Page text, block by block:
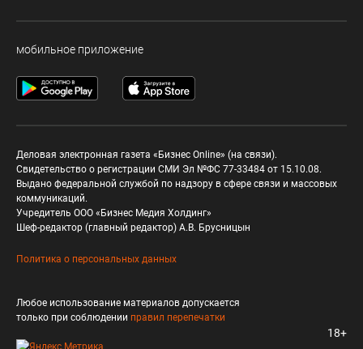
мобильное приложение
Деловая электронная газета «Бизнес Online» (на связи).
Свидетельство о регистрации СМИ Эл №ФС 77-33484 от 15.10.08.
Выдано федеральной службой по надзору в сфере связи и массовых
коммуникаций.
Учредитель ООО «Бизнес Медия Холдинг»
Шеф-редактор (главный редактор) А.В. Брусницын
Политика о персональных данных
Любое использование материалов допускается
только при соблюдении правил перепечатки
18+